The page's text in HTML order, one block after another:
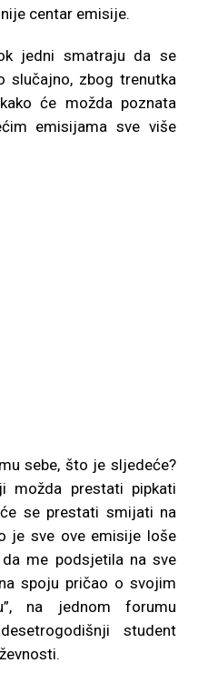
centar emisije.
jedni smatraju da se
slučajno, zbog trenutka
će možda poznata
emisijama sve više
sebe, što je sljedeće?
možda prestati pipkati
se prestati smijati na
je sve ove emisije loše
me podsjetila na sve
spoju pričao o svojim
na jednom forumu
student